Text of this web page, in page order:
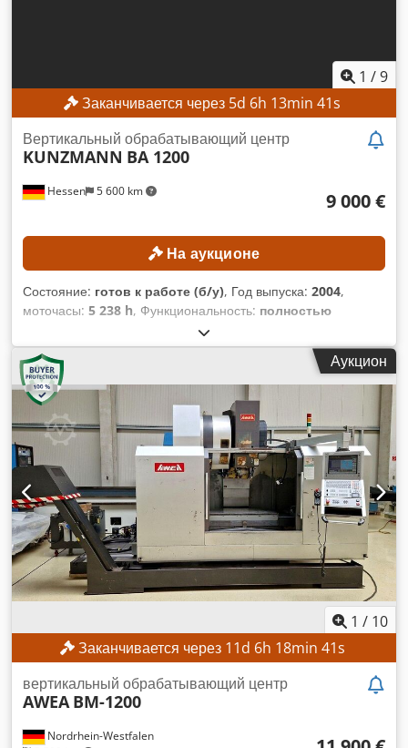
1 /9
Заканчивается через 5d 6h 13min 40s
Hessen 5 600 km
Вертикальный обрабатывающий центр
KUNZMANN BA 1200
9 000 €
На аукционе
Состояние: готов к работе (б/у), Год выпуска: 2004,
моточасы: 5 238 h, Функциональность: полностью
, номер машины/транспортного средства:
120007, ход по оси X:1 200 мм, ход по оси Y:700 мм, ход
по оси Z:
Heidenhain
TNC530, максимальная скорость шпинделя:8 000 об/мин,
Минимальная цена отсутствует – гарантированная продажа
по наивысшей цене! Crjdpfx Ajzpwykociof ТЕХНИЧЕСКИЕ
ХАРАКТЕРИСТИКИ Ход по оси X: 1200 мм Ход по оси Y:
700 мм Ход по оси Z: 750 мм Частота вращения шпинделя:
8000 об/мин ХАРАКТЕРИСТИКИ СТАНКА Модель системы
управления: Heidenhain TNC 530 Напряжение питания:
400 В / 50 Гц Напряжение управления: 24 В Мощность: 35
кВА Номинальный ток: 50 А Основной предохранитель: 6,3
А Время работы Время работы шпинделя: 5238 ч Время
работы системы управления: 17705 ч
Аукцион
1 / 10
Заканчивается через 11d 6h 18min 40s
Nordrhein-Westfalen
вертикальный обрабатывающий центр
AWEA BM-1200